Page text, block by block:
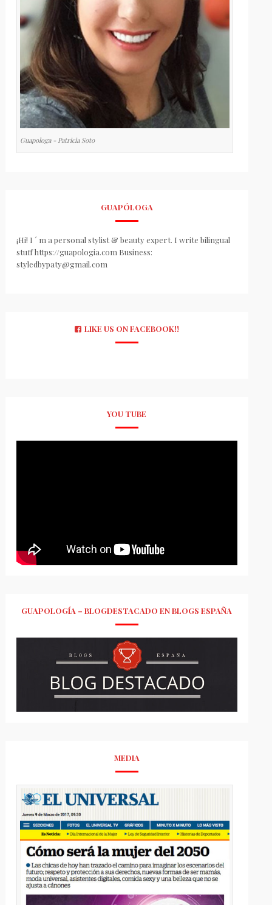
Guapologa - Patricia Soto
GUAPÓLOGA
¡Hi! I ´ m a personal stylist & beauty expert. I write bilingual
stuff https://guapologia.com Business:
styledbypaty@gmail.com
LIKE US ON FACEBOOK!!
YOU TUBE
GUAPOLOGÍA – BLOGDESTACADO EN BLOGS ESPAÑA
MEDIA